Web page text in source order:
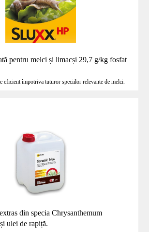
pentru melci și limacși 29,7 g/kg fosfat
eficient împotriva tuturor speciilor relevante de melci.
din specia Chrysanthemum
ulei de rapiță.